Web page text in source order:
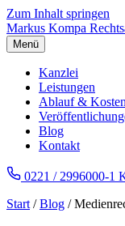
Zum Inhalt springen
Markus Kompa
Menü
Kanzlei
Leistungen
Ablauf & Kosten
Blog
Kontakt
0221 / 2996000-1
Start /Blog /